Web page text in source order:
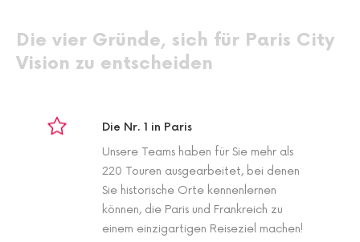
Die vier Gründe, sich für Paris City
Vision zu entscheiden
Die Nr. 1 in Paris
Unsere Teams haben für Sie mehr als
220 Touren ausgearbeitet, bei denen
Sie historische Orte kennenlernen
können, die Paris und Frankreich zu
einem einzigartigen Reiseziel machen!